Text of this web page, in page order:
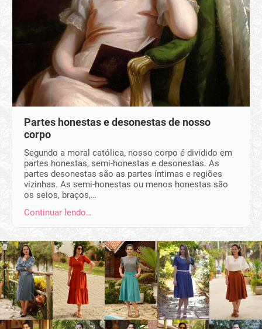
Partes honestas e desonestas de nosso
corpo
Segundo a moral católica, nosso corpo é dividido em
partes honestas, semi-honestas e desonestas. As
partes desonestas são as partes íntimas e regiões
vizinhas. As semi-honestas ou menos honestas são
os seios, braços,…
Continuar lendo…